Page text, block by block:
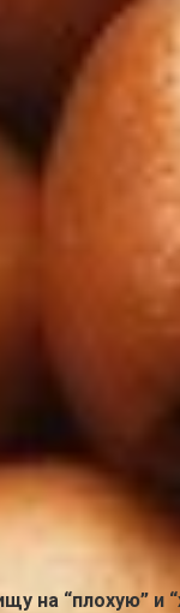
на “плохую” и